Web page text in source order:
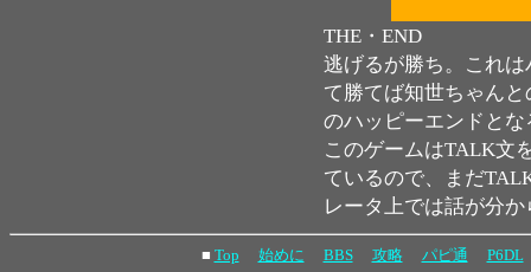
THE・END
逃げるが勝ち。これ
て勝てば知世ちゃん
のハッピーエンドとな
このゲームはTALK文
ているので、まだ
レータ上では話が分
■ Top 始めに BBS 攻略 パピ通
P6DL